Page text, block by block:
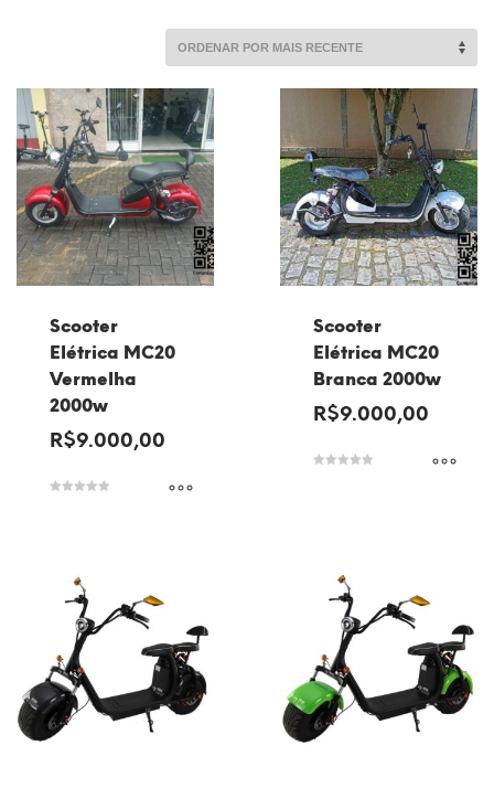
mais
recente
Scooter
Elétrica MC20
Vermelha
2000w
R$9.000,00
Scooter
Elétrica MC20
Branca 2000w
R$9.000,00